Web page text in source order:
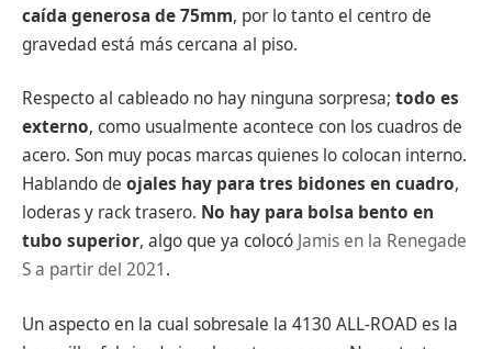
caída generosa de 75mm, por lo tanto el centro de
gravedad está más cercana al piso.
Respecto al cableado no hay ninguna sorpresa; todo es
externo, como usualmente acontece con los cuadros de
acero. Son muy pocas marcas quienes lo colocan interno.
Hablando de ojales hay para tres bidones en cuadro,
loderas y rack trasero. No hay para bolsa bento en
tubo superior, algo que ya colocó Jamis en la Renegade
S a partir del 2021.
Un aspecto en la cual sobresale la 4130 ALL-ROAD es la